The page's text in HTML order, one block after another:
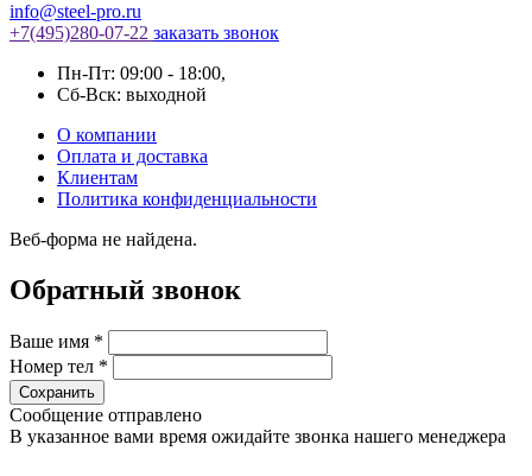
info@steel-pro.ru
+7(495)280-07-22 заказать звонок
Пн-Пт: 09:00 - 18:00,
Cб-Вск: выходной
О компании
Оплата и доставка
Клиентам
Политика конфиденциальности
Веб-форма не найдена.
Обратный звонок
Ваше имя *
Номер тел *
Сообщение отправлено
В указанное вами время ожидайте звонка нашего менеджера